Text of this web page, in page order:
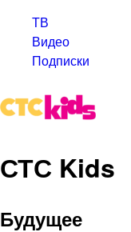
ТВ
Видео
Подписки
СТС Kids
Будущее